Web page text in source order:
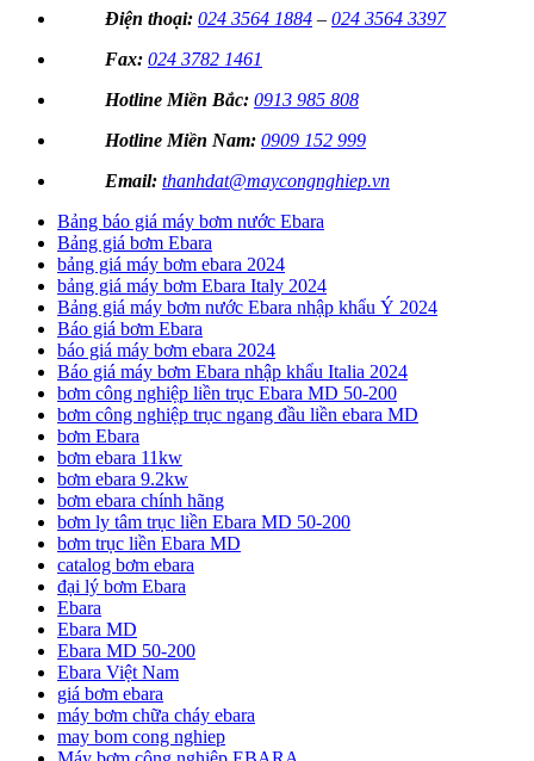
Điện thoại: 024 3564 1884 – 024 3564 3397
Fax: 024 3782 1461
Hotline Miền Bắc: 0913 985 808
Hotline Miền Nam: 0909 152 999
Email: thanhdat@maycongnghiep.vn
Bảng báo giá máy bơm nước Ebara
Bảng giá bơm Ebara
bảng giá máy bơm ebara 2024
bảng giá máy bơm Ebara Italy 2024
Bảng giá máy bơm nước Ebara nhập khẩu Ý 2024
Báo giá bơm Ebara
báo giá máy bơm ebara 2024
Báo giá máy bơm Ebara nhập khẩu Italia 2024
bơm công nghiệp liền trục Ebara MD 50-200
bơm công nghiệp trục ngang đầu liền ebara MD
bơm Ebara
bơm ebara 11kw
bơm ebara 9.2kw
bơm ebara chính hãng
bơm ly tâm trục liền Ebara MD 50-200
bơm trục liền Ebara MD
catalog bơm ebara
đại lý bơm Ebara
Ebara
Ebara MD
Ebara MD 50-200
Ebara Việt Nam
giá bơm ebara
máy bơm chữa cháy ebara
may bom cong nghiep